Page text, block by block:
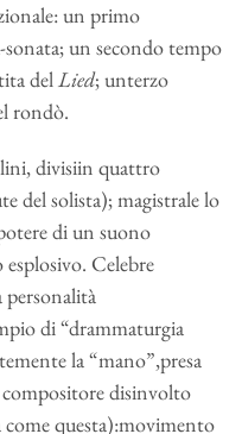
un primo
un secondo tempo
delLied; unterzo
rondò.
divisiin quattro
del solista); magistrale lo
di un suono
Celebre
personalità
di “drammaturgia
la “mano”,presa
disinvolto
questa):movimento